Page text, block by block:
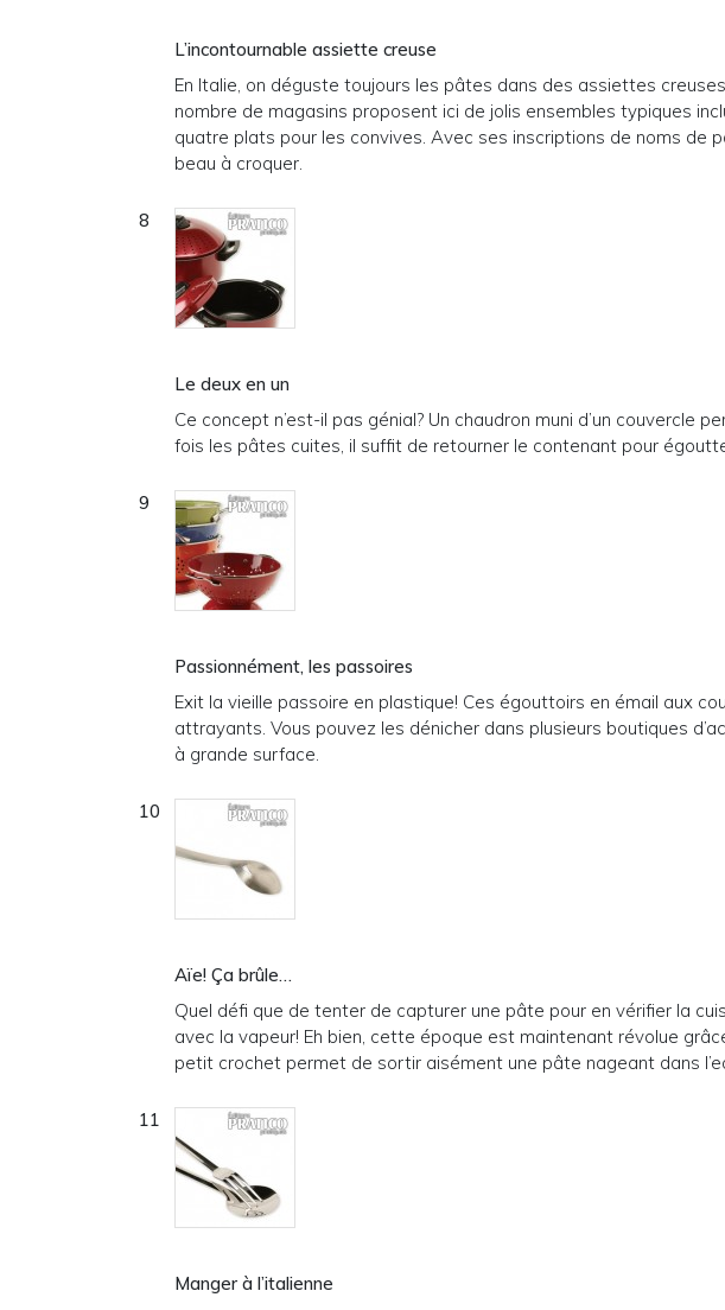
L’incontournable assiette creuse
En Italie, on déguste toujours les pâtes dans des assiettes
nombre de magasins proposent ici de jolis ensembles typiques
quatre plats pour les convives. Avec ses inscriptions de noms de
beau à croquer.
Le deux en un
Ce concept n’est-il pas génial? Un chaudron muni d’un couvercle
fois les pâtes cuites, il suffit de retourner le contenant pour
Passionnément, les passoires
Exit la vieille passoire en plastique! Ces égouttoirs en émail aux
attrayants. Vous pouvez les dénicher dans plusieurs boutiques
à grande surface.
Aïe! Ça brûle…
Quel défi que de tenter de capturer une pâte pour en vérifier la
avec la vapeur! Eh bien, cette époque est maintenant révolue
petit crochet permet de sortir aisément une pâte nageant dans
Manger à l’italienne